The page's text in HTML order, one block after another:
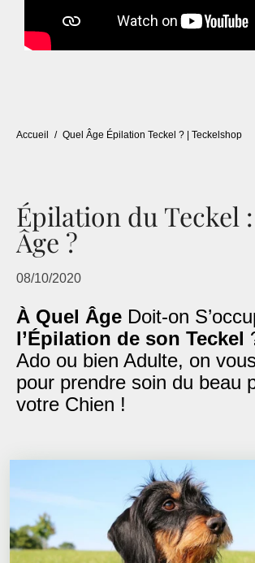
Accueil / Quel Âge Épilation Teckel ? | Teckelshop
Épilation du Teckel
Âge ?
08/10/2020
À Quel Âge Doit-on
l’Épilation de son Teckel
Ado ou bien Adulte, on
pour prendre soin du beau
votre Chien !